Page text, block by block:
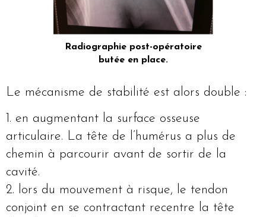
Radiographie post-opératoire
butée en place.
Le mécanisme de stabilité est alors double :
en augmentant la surface osseuse
articulaire. La tête de l’humérus a plus de
chemin à parcourir avant de sortir de la
cavité.
lors du mouvement à risque, le tendon
conjoint en se contractant recentre la tête